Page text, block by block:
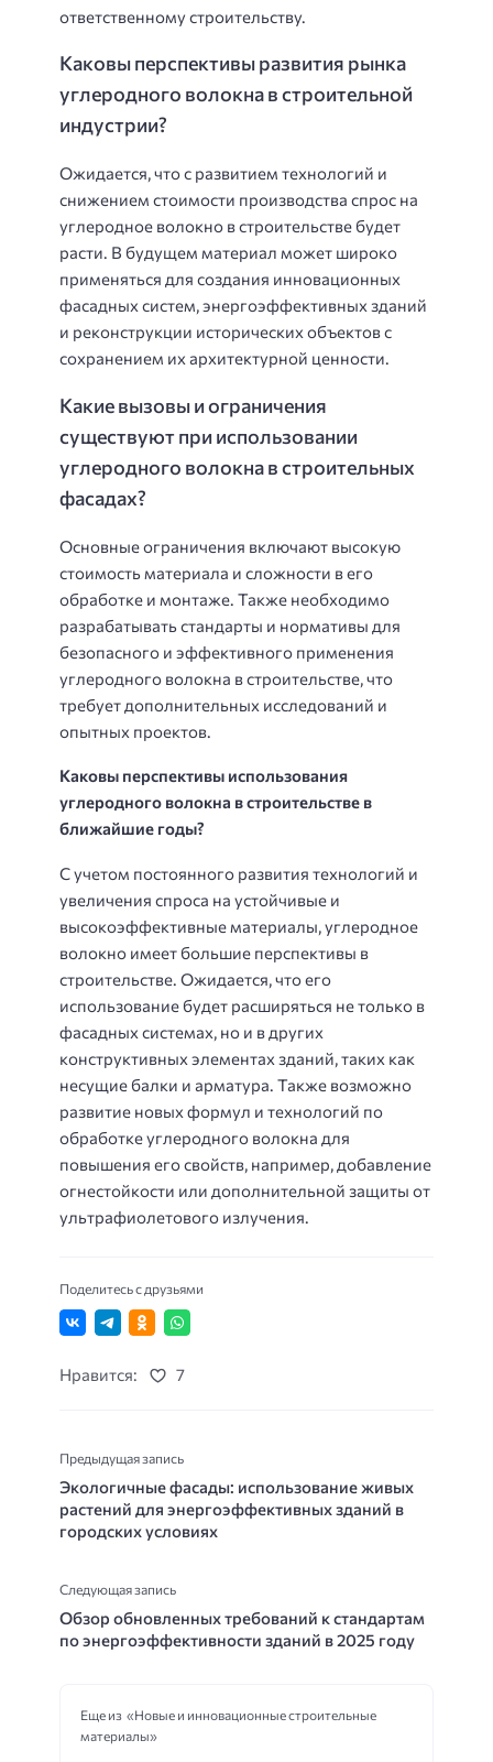
ответственному строительству.
Каковы перспективы развития рынка
углеродного волокна в строительной
индустрии?
Ожидается, что с развитием технологий и
снижением стоимости производства спрос на
углеродное волокно в строительстве будет
расти. В будущем материал может широко
применяться для создания инновационных
фасадных систем, энергоэффективных зданий
и реконструкции исторических объектов с
сохранением их архитектурной ценности.
Какие вызовы и ограничения
существуют при использовании
углеродного волокна в строительных
фасадах?
Основные ограничения включают высокую
стоимость материала и сложности в его
обработке и монтаже. Также необходимо
разрабатывать стандарты и нормативы для
безопасного и эффективного применения
углеродного волокна в строительстве, что
требует дополнительных исследований и
опытных проектов.
Каковы перспективы использования
углеродного волокна в строительстве в
ближайшие годы?
С учетом постоянного развития технологий и
увеличения спроса на устойчивые и
высокоэффективные материалы, углеродное
волокно имеет большие перспективы в
строительстве. Ожидается, что его
использование будет расширяться не только в
фасадных системах, но и в других
конструктивных элементах зданий, таких как
несущие балки и арматура. Также возможно
развитие новых формул и технологий по
обработке углеродного волокна для
повышения его свойств, например, добавление
огнестойкости или дополнительной защиты от
ультрафиолетового излучения.
Поделитесь с друзьями
Нравится: 7
Предыдущая запись
Экологичные фасады: использование живых
растений для энергоэффективных зданий в
городских условиях
Следующая запись
Обзор обновленных требований к стандартам
по энергоэффективности зданий в 2025 году
Еще из «Новые и инновационные строительные
материалы»